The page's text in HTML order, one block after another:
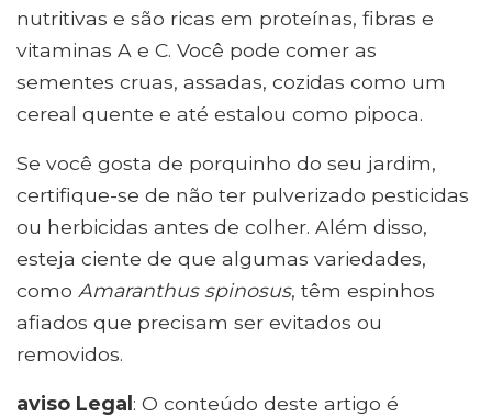
nutritivas e são ricas em proteínas, fibras e
vitaminas A e C. Você pode comer as
sementes cruas, assadas, cozidas como um
cereal quente e até estalou como pipoca.
Se você gosta de porquinho do seu jardim,
certifique-se de não ter pulverizado pesticidas
ou herbicidas antes de colher. Além disso,
esteja ciente de que algumas variedades,
como Amaranthus spinosus, têm espinhos
afiados que precisam ser evitados ou
removidos.
aviso Legal : O conteúdo deste artigo é